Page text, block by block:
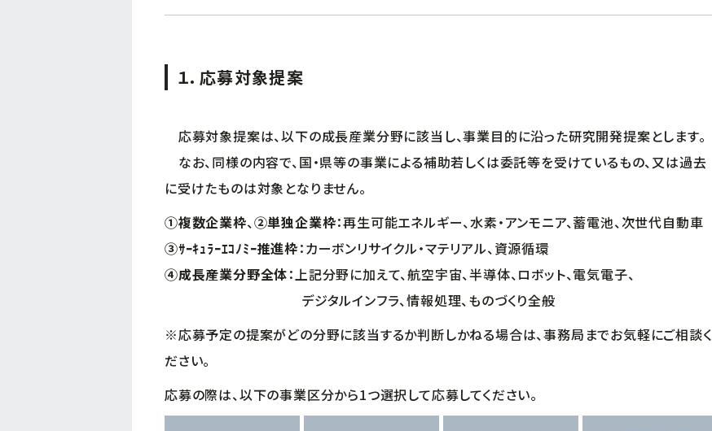
１．応募対象提案
応募対象提案は、以下の成長産業分野に該当し、事業目的に沿った研究開発提案とします。
なお、同様の内容で、国・県等の事業による補助若しくは委託等を受けているもの、又は過去
に受けたものは対象となりません。
①複数企業枠、②単独企業枠：再生可能エネルギー、水素・アンモニア、蓄電池、次世代自動車
③ｻｰｷｭﾗｰｴｺﾉﾐｰ推進枠：カーボンリサイクル・マテリアル、資源循環
④成長産業分野全体：上記分野に加えて、航空宇宙、半導体、ロボット、電気電子、
デジタルインフラ、情報処理、ものづくり全般
※応募予定の提案がどの分野に該当するか判断しかねる場合は、事務局までお気軽にご相談く
ださい。
応募の際は、以下の事業区分から1つ選択して応募してください。